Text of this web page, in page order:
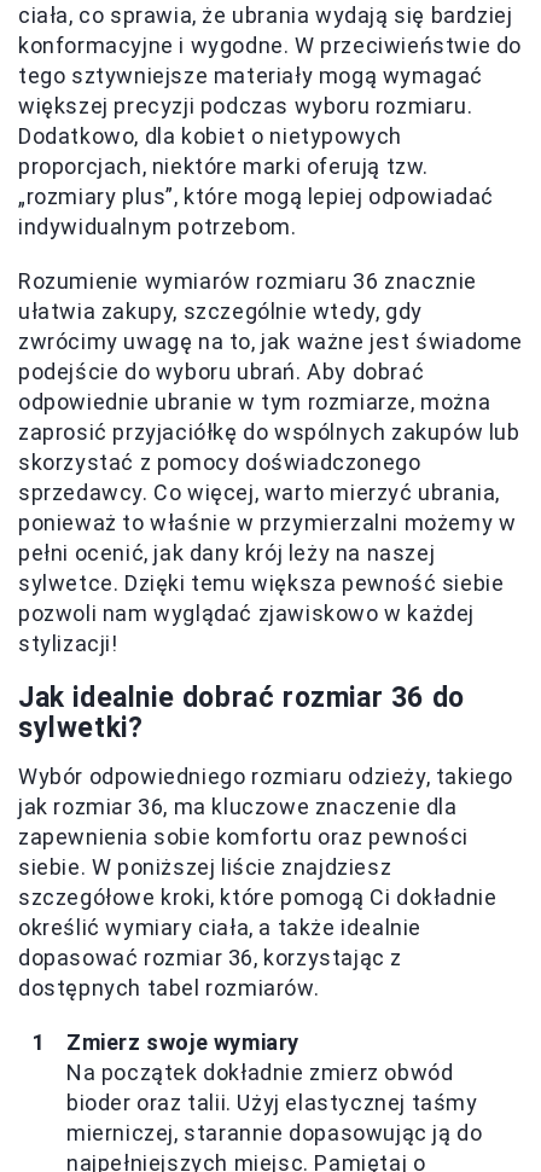
ciała, co sprawia, że ubrania wydają się bardziej
konformacyjne i wygodne. W przeciwieństwie do
tego sztywniejsze materiały mogą wymagać
większej precyzji podczas wyboru rozmiaru.
Dodatkowo, dla kobiet o nietypowych
proporcjach, niektóre marki oferują tzw.
„rozmiary plus”, które mogą lepiej odpowiadać
indywidualnym potrzebom.
Rozumienie wymiarów rozmiaru 36 znacznie
ułatwia zakupy, szczególnie wtedy, gdy
zwrócimy uwagę na to, jak ważne jest świadome
podejście do wyboru ubrań. Aby dobrać
odpowiednie ubranie w tym rozmiarze, można
zaprosić przyjaciółkę do wspólnych zakupów lub
skorzystać z pomocy doświadczonego
sprzedawcy. Co więcej, warto mierzyć ubrania,
ponieważ to właśnie w przymierzalni możemy w
pełni ocenić, jak dany krój leży na naszej
sylwetce. Dzięki temu większa pewność siebie
pozwoli nam wyglądać zjawiskowo w każdej
stylizacji!
Jak idealnie dobrać rozmiar 36 do
sylwetki?
Wybór odpowiedniego rozmiaru odzieży, takiego
jak rozmiar 36, ma kluczowe znaczenie dla
zapewnienia sobie komfortu oraz pewności
siebie. W poniższej liście znajdziesz
szczegółowe kroki, które pomogą Ci dokładnie
określić wymiary ciała, a także idealnie
dopasować rozmiar 36, korzystając z
dostępnych tabel rozmiarów.
Zmierz swoje wymiary
Na początek dokładnie zmierz obwód
bioder oraz talii. Użyj elastycznej taśmy
mierniczej, starannie dopasowując ją do
najpełniejszych miejsc. Pamiętaj o